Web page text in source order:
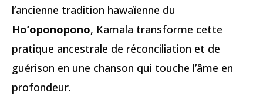
l’ancienne tradition hawaïenne du
Ho’oponopono, Kamala transforme cette
pratique ancestrale de réconciliation et de
guérison en une chanson qui touche l’âme en
profondeur.